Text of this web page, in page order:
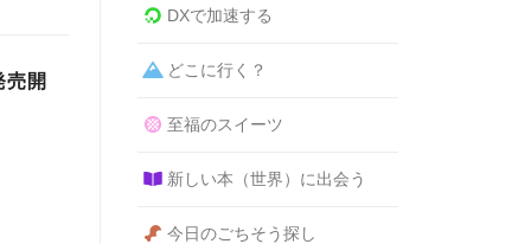
売開
DXで加速する
どこに行く？
至福のスイーツ
新しい本（世界）に出会う
今日のごちそう探し